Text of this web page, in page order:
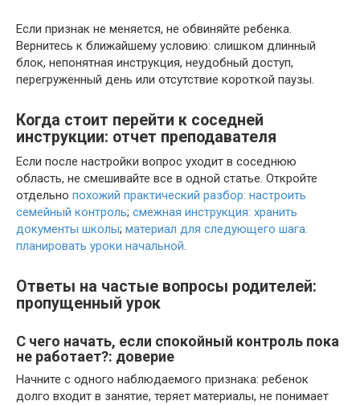
Если признак не меняется, не обвиняйте ребенка.
Вернитесь к ближайшему условию: слишком длинный
блок, непонятная инструкция, неудобный доступ,
перегруженный день или отсутствие короткой паузы.
Когда стоит перейти к соседней
инструкции: отчет преподавателя
Если после настройки вопрос уходит в соседнюю
область, не смешивайте все в одной статье. Откройте
отдельно похожий практический разбор: настроить
семейный контроль; смежная инструкция: хранить
документы школы; материал для следующего шага:
планировать уроки начальной.
Ответы на частые вопросы родителей:
пропущенный урок
С чего начать, если спокойный контроль пока
не работает?: доверие
Начните с одного наблюдаемого признака: ребенок
долго входит в занятие, теряет материалы, не понимает